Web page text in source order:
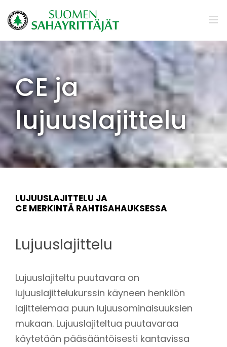
to
content
CE ja
lujuuslajittelu
LUJUUSLAJITTELU JA
CE MERKINTÄ RAHTISAHAUKSESSA
Lujuuslajittelu
Lujuuslajiteltu puutavara on
lujuuslajittelukurssin käyneen henkilön
lajittelemaa puun lujuusominaisuuksien
mukaan. Lujuuslajiteltua puutavaraa
käytetään pääsääntöisesti kantavissa